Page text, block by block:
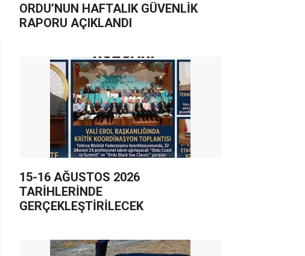
ORDU’NUN HAFTALIK GÜVENLİK
RAPORU AÇIKLANDI
15-16 AĞUSTOS 2026
TARİHLERİNDE
GERÇEKLEŞTİRİLECEK